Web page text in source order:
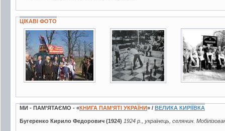
ЦІКАВІ ФОТО
12 фото 17 фото 3 фото
МИ - ПАМ’ЯТАЄМО - «КНИГА ПАМ’ЯТІ УКРАЇНИ» / ВЕЛИКА КИРІЇВКА
Бугеренко Кирило Федорович (1924) 1924 р., українець, селянин.